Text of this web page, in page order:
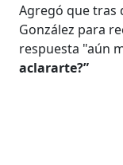
Agregó que tras
González para
respuesta "aún
aclararte?”